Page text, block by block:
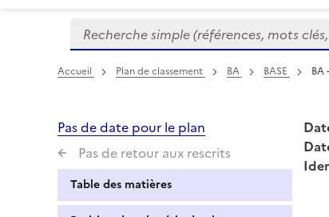
Formulaire
de
recherche
Recherche simple (références, mots clés,
Accueil Plan de classement BA BASE BA
Pas de date pour le plan
Pas de retour aux rescrits
Table des matières